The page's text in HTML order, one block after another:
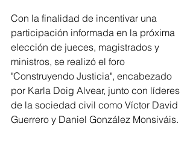
Con la finalidad de incentivar una
participación informada en la próxima
elección de jueces, magistrados y
ministros, se realizó el foro
"Construyendo Justicia", encabezado
por Karla Doig Alvear, junto con líderes
de la sociedad civil como Víctor David
Guerrero y Daniel González Monsiváis.